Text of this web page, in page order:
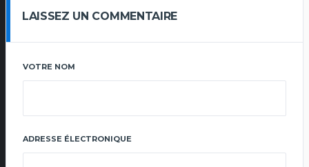
LAISSEZ UN COMMENTAIRE
VOTRE NOM
ADRESSE ÉLECTRONIQUE